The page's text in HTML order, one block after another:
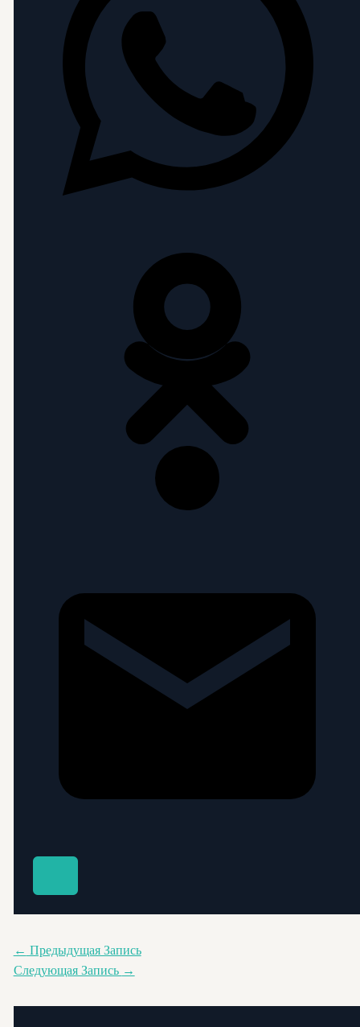
← Предыдущая Запись
Следующая Запись →